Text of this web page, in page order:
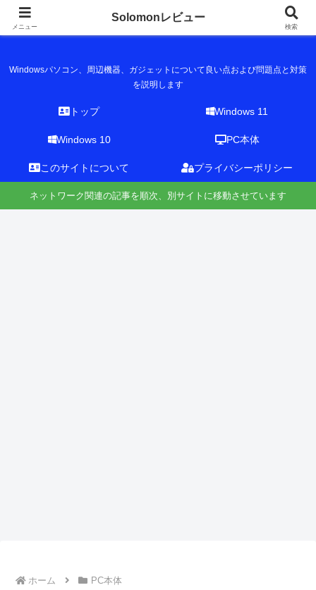
Solomonレビュー
Windowsパソコン、周辺機器、ガジェットについて良い点および問題点と対策
を説明します
トップ Windows 11
Windows 10 PC本体
このサイトについて プライバシーポリシー
ネットワーク関連の記事を順次、別サイトに移動させています
ホーム PC本体
メニュー
Solomonレビュー
検索